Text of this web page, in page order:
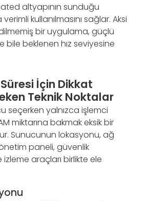
altyapının sunduğu
kullanılmasını sağlar. Aksi
bir uygulama, güçlü
bile beklenen hız seviyesine
İçin Dikkat
Teknik Noktalar
seçerken yalnızca işlemci
miktarına bakmak eksik bir
Sunucunun lokasyonu, ağ
paneli, güvenlik
izleme araçları birlikte ele